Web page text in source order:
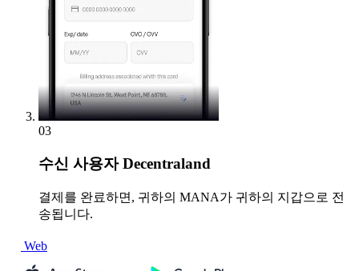
03
수신 사용자 Decentraland
결제를 완료하면, 귀하의 MANA가 귀하의 지갑으로 전
송됩니다.
Web